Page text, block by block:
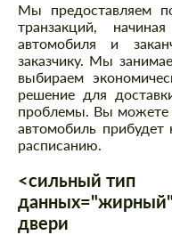
Мы предоставляем
транзакций,
автомобиля и
заказчику. Мы
выбираем
решение для
проблемы. Вы можете
автомобиль
расписанию.
<сильный тип
двери